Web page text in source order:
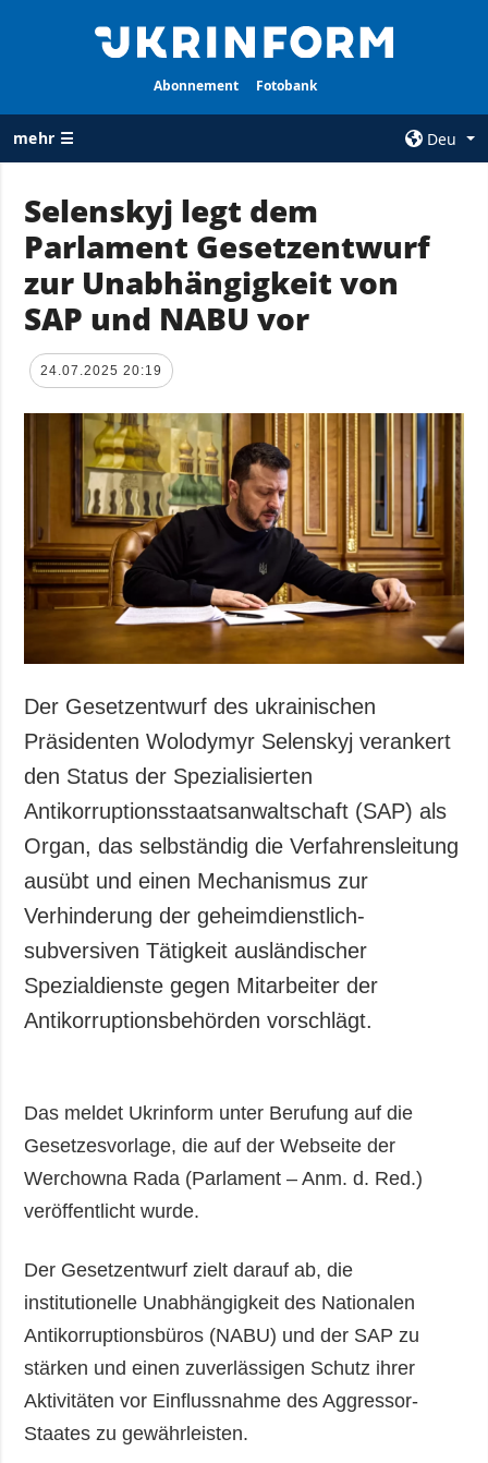
Abonnement Fotobank
mehr ☰
Deu
ALLE
RUBRIKEN
Krieg
Wiederaufbau
der Ukraine
Politik
Wirtschaft
Militär
Gesellschaft und
Kultur
Sport
Kriminalität
Notstand und
Notfälle
AGENTUR
Über uns
Kontakte
und zum Schutz
personenbezogener
Daten
ZUSÄTZLICH
Veröffentlichungen
Interview
Fotos
LEISTUNGEN
Abonnement
Selenskyj legt dem
Parlament Gesetzentwurf
zur Unabhängigkeit von
SAP und NABU vor
24.07.2025 20:19
Der Gesetzentwurf des ukrainischen
Präsidenten Wolodymyr Selenskyj verankert
den Status der Spezialisierten
Antikorruptionsstaatsanwaltschaft (SAP) als
Organ, das selbständig die Verfahrensleitung
ausübt und einen Mechanismus zur
Verhinderung der geheimdienstlich-
subversiven Tätigkeit ausländischer
Spezialdienste gegen Mitarbeiter der
Antikorruptionsbehörden vorschlägt.
Das meldet Ukrinform unter Berufung auf die
Gesetzesvorlage, die auf der Webseite der
Werchowna Rada (Parlament – Anm. d. Red.)
veröffentlicht wurde.
Der Gesetzentwurf zielt darauf ab, die
institutionelle Unabhängigkeit des Nationalen
Antikorruptionsbüros (NABU) und der SAP zu
stärken und einen zuverlässigen Schutz ihrer
Aktivitäten vor Einflussnahme des Aggressor-
Staates zu gewährleisten.